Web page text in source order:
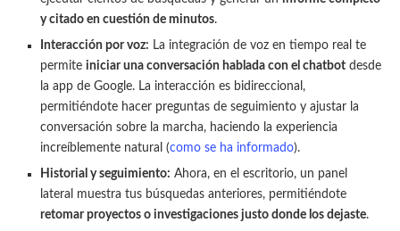
y citado en cuestión de minutos.
Interacción por voz: La integración de voz en tiempo real te
permite iniciar una conversación hablada con el chatbot desde
la app de Google. La interacción es bidireccional,
permitiéndote hacer preguntas de seguimiento y ajustar la
conversación sobre la marcha, haciendo la experiencia
increíblemente natural (como se ha informado).
Historial y seguimiento: Ahora, en el escritorio, un panel
lateral muestra tus búsquedas anteriores, permitiéndote
retomar proyectos o investigaciones justo donde los dejaste.